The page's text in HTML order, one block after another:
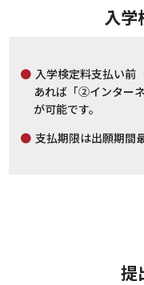
入学
入学検定料支払い前
あれば「②インター
が可能です。
支払期限は出願期間
提